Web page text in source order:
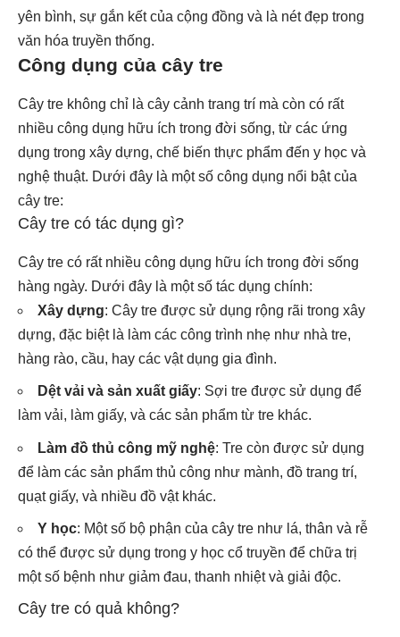
yên bình, sự gắn kết của cộng đồng và là nét đẹp trong
văn hóa truyền thống.
Công dụng của cây tre
Cây tre không chỉ là cây cảnh trang trí mà còn có rất
nhiều công dụng hữu ích trong đời sống, từ các ứng
dụng trong xây dựng, chế biến thực phẩm đến y học và
nghệ thuật. Dưới đây là một số công dụng nổi bật của
cây tre:
Cây tre có tác dụng gì?
Cây tre có rất nhiều công dụng hữu ích trong đời sống
hàng ngày. Dưới đây là một số tác dụng chính:
Xây dựng: Cây tre được sử dụng rộng rãi trong xây
dựng, đặc biệt là làm các công trình nhẹ như nhà tre,
hàng rào, cầu, hay các vật dụng gia đình.
Dệt vải và sản xuất giấy: Sợi tre được sử dụng để
làm vải, làm giấy, và các sản phẩm từ tre khác.
Làm đồ thủ công mỹ nghệ: Tre còn được sử dụng
để làm các sản phẩm thủ công như mành, đồ trang trí,
quạt giấy, và nhiều đồ vật khác.
Y học: Một số bộ phận của cây tre như lá, thân và rễ
có thể được sử dụng trong y học cổ truyền để chữa trị
một số bệnh như giảm đau, thanh nhiệt và giải độc.
Cây tre có quả không?